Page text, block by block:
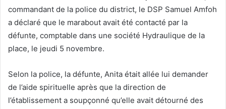
commandant de la police du district, le DSP Samuel Amfoh
a déclaré que le marabout avait été contacté par la
défunte, comptable dans une société Hydraulique de la
place, le jeudi 5 novembre.
Selon la police, la défunte, Anita était allée lui demander
de l’aide spirituelle après que la direction de
l’établissement a soupçonné qu’elle avait détourné des